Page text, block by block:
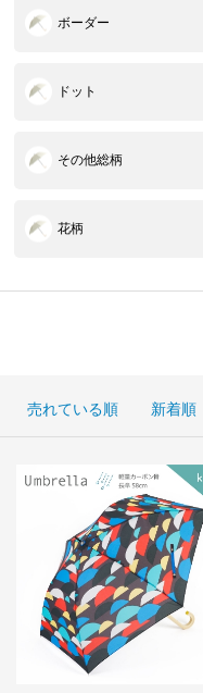
ボーダー
ドット
その他総柄
花柄
売れている順 新着順